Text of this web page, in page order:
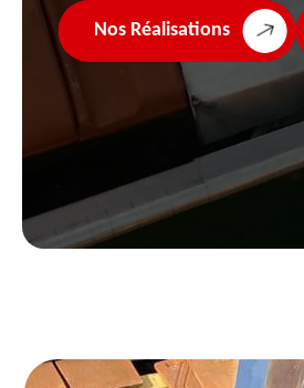
Nos Réalisations